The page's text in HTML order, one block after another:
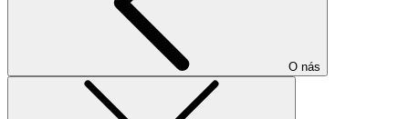
O nás